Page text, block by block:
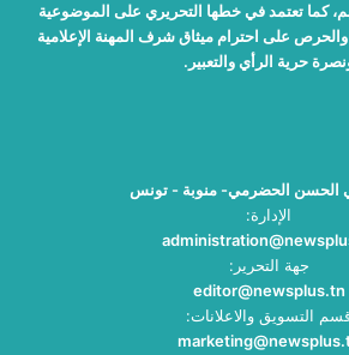
كما تعتمد في خطها التحريري على الموضوعية
والحرص على احترام ميثاق شرف المهنة الإعلامية
حرية الرأي والتعبير.
الإدارة:
جهة التحرير:
editor@newsplus.tn
التسويق والاعلانات: